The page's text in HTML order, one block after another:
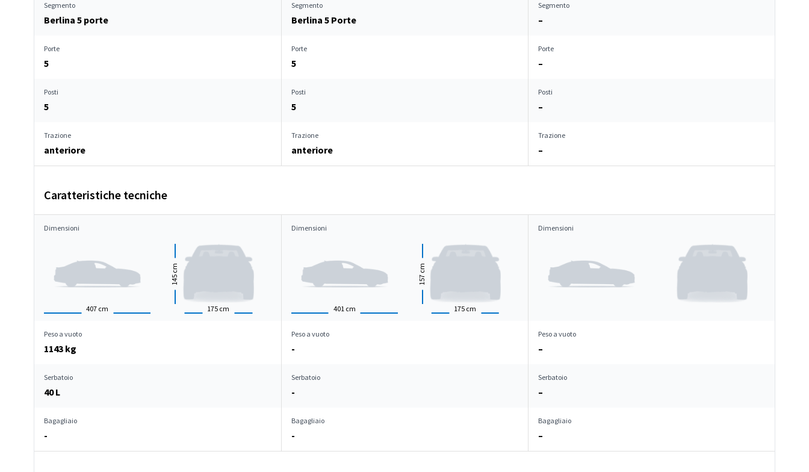
Segmento
Berlina 5 porte
Segmento
Berlina 5 Porte
Segmento
–
Porte
5
Porte
5
Porte
–
Posti
5
Posti
5
Posti
–
Trazione
anteriore
Trazione
anteriore
Trazione
–
Caratteristiche tecniche
Dimensioni
407 cm 175 cm
145
cm
Dimensioni
401 cm 175 cm
157
cm
Dimensioni
Peso a vuoto
1143 kg
Peso a vuoto
-
Peso a vuoto
–
Serbatoio
40 L
Serbatoio
-
Serbatoio
–
Bagagliaio
-
Bagagliaio
-
Bagagliaio
–